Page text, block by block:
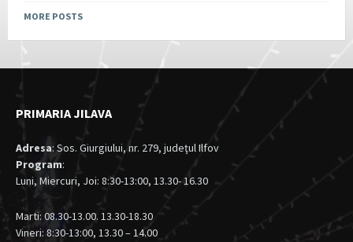
MORE POSTS
PRIMARIA JILAVA
Adresa: Sos. Giurgiului, nr. 279, judeţul Ilfov
Program:
Luni, Miercuri, Joi: 8:30-13:00, 13.30- 16.30
Marti: 08.30-13.00. 13.30-18.30
Vineri: 8:30-13:00, 13.30 – 14.00